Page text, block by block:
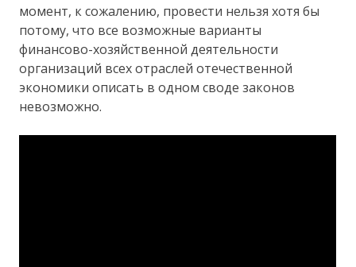
момент, к сожалению, провести нельзя хотя бы
потому, что все возможные варианты
финансово-хозяйственной деятельности
организаций всех отраслей отечественной
экономики описать в одном своде законов
невозможно.